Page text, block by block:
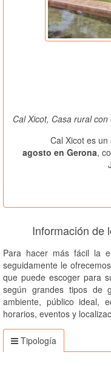
Cal Xicot, Casa rural
Cal Xicot es un
agosto en Gerona,
Información de
Para hacer más fácil la
seguidamente le
que puede escoger para
según grandes tipos de
ambiente, público ideal,
horarios, eventos y
Tipología